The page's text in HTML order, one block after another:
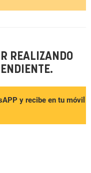
REALIZANDO
y recibe en tu móvil